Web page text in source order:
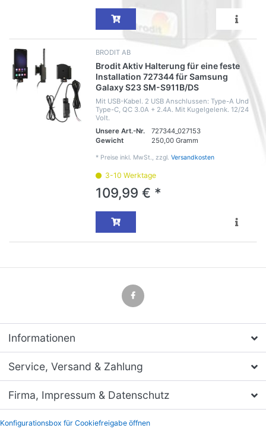
BRODIT AB
Brodit Aktiv Halterung für eine feste
Installation 727344 für Samsung
Galaxy S23 SM-S911B/DS
Mit USB-Kabel. 2 USB Anschlussen: Type-A Und
Type-C, QC 3.0A + 2.4A. Mit Kugelgelenk. 12/24
Volt.
Unsere Art.-Nr.
727344_027153
Gewicht
250,00 Gramm
* Preise inkl. MwSt., zzgl. Versandkosten
3-10 Werktage
109,99 € *
Informationen
Service, Versand & Zahlung
Firma, Impressum & Datenschutz
Konfigurationsbox für Cookiefreigabe öffnen